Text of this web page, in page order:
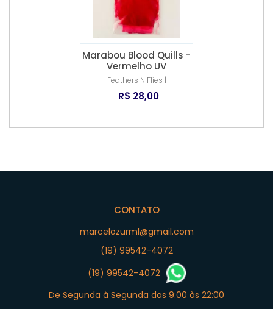
Marabou Blood Quills -
Vermelho UV
Feathers N Flies |
R$ 28,00
CONTATO
marcelozurml@gmail.com
(19) 99542-4072
(19) 99542-4072
De Segunda à Segunda das 9:00 às 22:00